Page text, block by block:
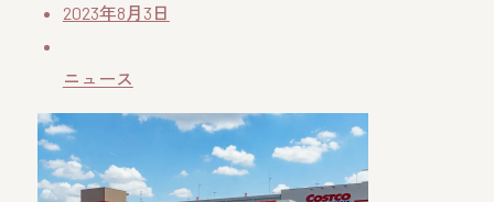
2023年8月3日
ニュース